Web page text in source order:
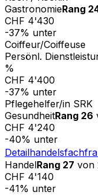
GastronomieRang
CHF 4'430
-37% unter
Coiffeur/Coiffeuse
Persönl.
%
CHF 4'400
-37% unter
Pflegehelfer/in SRK
GesundheitRang 26
CHF 4'240
-40% unter
HandelRang 27 von
CHF 4'140
-41% unter